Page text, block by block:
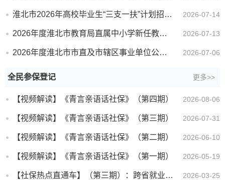
淮北市2026年高校毕业生“三支一扶”计划招募笔试成绩及资格复审、体检公告 2026-07-14
2026年度淮北市教育局直属中小学新任教师公开招聘现场资格复审公告 2026-07-13
2026年度淮北市市直及市辖区事业单位公开招聘工作人员递补体检公告（一） 2026-07-06
全民参保登记 更多>>
【视频解读】《青言亲语话社保》（第四期） 2026-08-06
【视频解读】《青言亲语话社保》（第三期） 2026-07-31
【视频解读】《青言亲语话社保》（第二期） 2026-06-10
【视频解读】《青言亲语话社保》（第一期） 2026-05-19
【社保热点直通车】（第三期）：跨省就业失业保险关系怎么办？ 2026-03-25